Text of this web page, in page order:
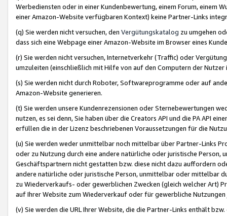
Werbediensten oder in einer Kundenbewertung, einem Forum, einem
einer Amazon-Website verfügbaren Kontext) keine Partner-Links
(q) Sie werden nicht versuchen, den Vergütungskatalog zu umgehen
dass sich eine Webpage einer Amazon-Website im Browser eines
(r) Sie werden nicht versuchen, Internetverkehr (Traffic) oder
umzuleiten (einschließlich mit Hilfe von auf den Computern der
(s) Sie werden nicht durch Roboter, Softwareprogramme oder auf
Amazon-Website generieren.
(t) Sie werden unsere Kundenrezensionen oder Sternebewertungen
nutzen, es sei denn, Sie haben über die Creators API und die PA API
erfüllen die in der Lizenz beschriebenen Voraussetzungen für die
(u) Sie werden weder unmittelbar noch mittelbar über Partner-Links
oder zu Nutzung durch eine andere natürliche oder juristische
Geschäftspartnern nicht gestatten bzw. diese nicht dazu auffordern
andere natürliche oder juristische Person, unmittelbar oder mittelbar
zu Wiederverkaufs- oder gewerblichen Zwecken (gleich welcher Art)
auf Ihrer Website zum Wiederverkauf oder für gewerbliche
(v) Sie werden die URL Ihrer Website, die die Partner-Links enthält